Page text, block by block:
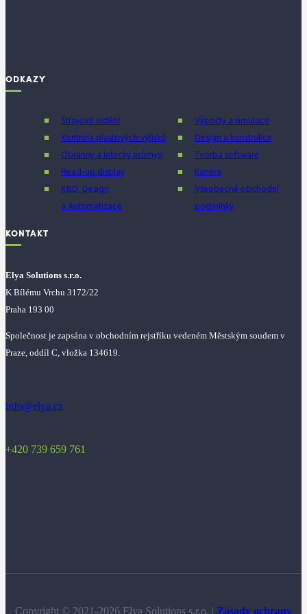
ODKAZY
Strojové vidění
Kontrola plastových výlisků
Obranný a letecký průmysl
Head-up display
R&D, Design
a Automatizace
Výpočty a simulace
Design a konstrukce
Tvorba software
Kariéra
Všeobecné obchodní
podmínky
KONTAKT
Elya Solutions s.r.o.
K Bílému Vrchu 3172/22
Praha 193 00
Společnost je zapsána v obchodním rejstříku vedeném Městským soudem v
Praze, oddíl C, vložka 134619.
info@elya.cz
+420 739 659 761
Copyright © 2021-2026 Elya Solutions s.r.o. | Zásady ochrany